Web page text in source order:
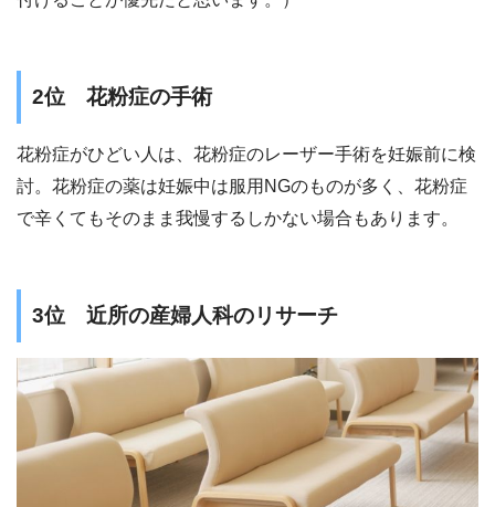
2位 花粉症の手術
花粉症がひどい人は、花粉症のレーザー手術を妊娠前に検
討。花粉症の薬は妊娠中は服用NGのものが多く、花粉症
で辛くてもそのまま我慢するしかない場合もあります。
3位 近所の産婦人科のリサーチ